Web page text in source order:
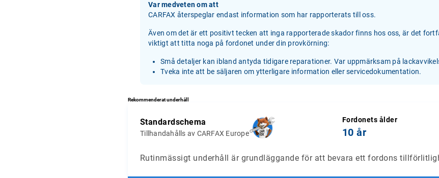
Var medveten om att
CARFAX återspeglar endast information som har rapporterats till oss.
Även om det är ett positivt tecken att inga rapporterade skador finns hos oss, är det
viktigt att titta noga på fordonet under din provkörning:
Små detaljer kan ibland antyda tidigare reparationer. Var uppmärksam på
Tveka inte att be säljaren om ytterligare information eller servicedokumentation.
Rekommenderat underhåll
Standardschema
Tillhandahålls av CARFAX Europe
Fordonets ålder
10 år
Rutinmässigt underhåll är grundläggande för att bevara ett fordons